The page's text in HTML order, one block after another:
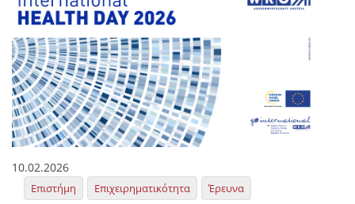
10.02.2026
Επιστήμη Επιχειρηματικότητα
Έρευνα